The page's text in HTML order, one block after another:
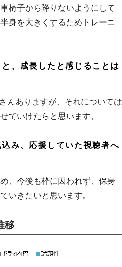
椅子から降りないようにして
身を大きくするためトレーニ
、成長したと感じることは
んありますが、それについては
ていけたらと思います。
み、応援していた視聴者へ
、今後も枠に囚われず、保身
いきたいと思います。
移